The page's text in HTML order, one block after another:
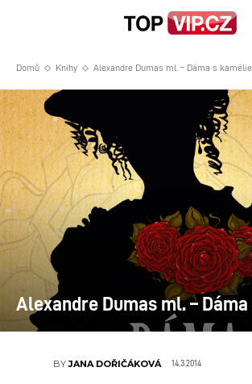
Domů Knihy Alexandre Dumas ml. – Dáma s
Alexandre Dumas ml. –
BY JANA DOŘIČÁKOVÁ 14.3.2014